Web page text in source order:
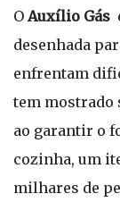
OAuxílio Gás
desenhada
enfrentam
tem mostrado
ao garantir o
cozinha, um
milhares de